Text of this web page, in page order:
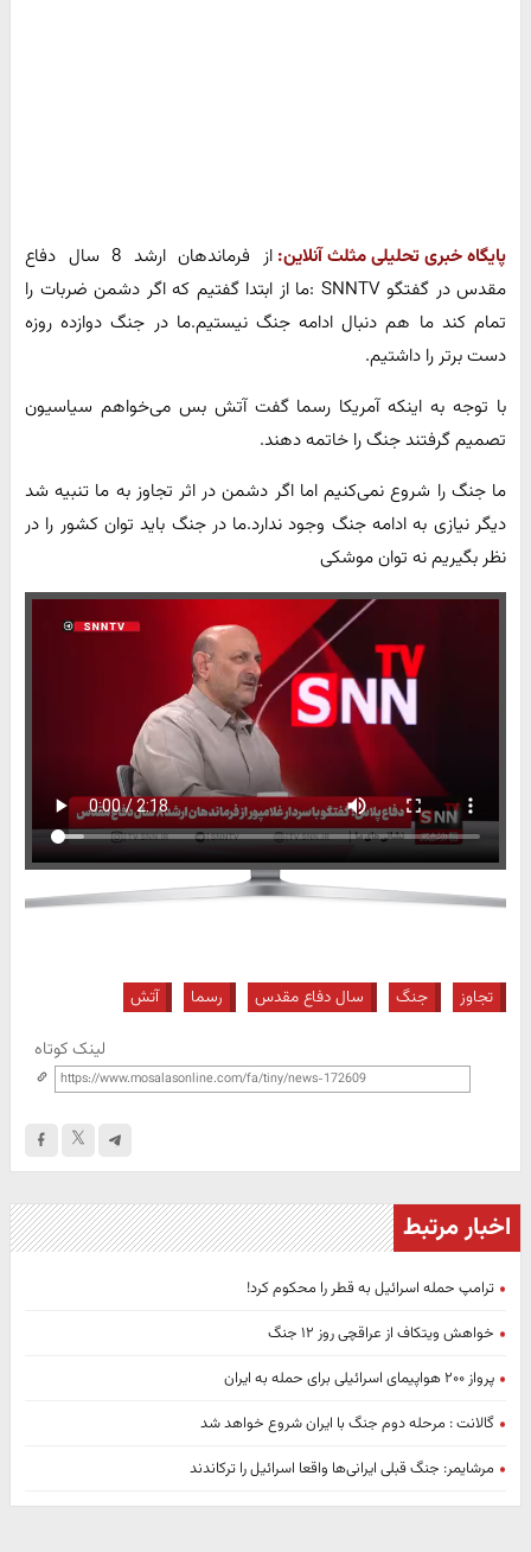
پایگاه خبری تحلیلی مثلث آنلاین:
از فرماندهان ارشد 8 سال دفاع
مقدس در گفتگو SNNTV :ما از ابتدا گفتیم که اگر دشمن ضربات را
تمام کند ما هم دنبال ادامه جنگ نیستیم.ما در جنگ دوازده روزه
دست برتر را داشتیم.
با توجه به اینکه آمریکا رسما گفت آتش بس می‌خواهم سیاسیون
تصمیم گرفتند جنگ را خاتمه دهند.
ما جنگ را شروع نمی‌کنیم اما اگر دشمن در اثر تجاوز به ما تنبیه شد
دیگر نیازی به ادامه جنگ وجود ندارد.ما در جنگ باید توان کشور را در
نظر بگیریم نه توان موشکی
تجاوز جنگ سال دفاع مقدس رسما آتش
لینک کوتاه
اخبار مرتبط
ترامپ حمله اسرائیل به قطر را محکوم کرد!
خواهش ویتکاف از عراقچی روز ۱۲ جنگ
پرواز ۲۰۰ هواپیمای اسرائیلی برای حمله به ایران
گالانت : مرحله دوم جنگ با ایران شروع خواهد شد
مرشایمر: جنگ قبلی ایرانی‌ها واقعا اسرائیل را ترکاندند